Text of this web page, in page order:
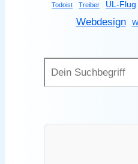
Todoist Treiber UL-Flug
Webdesign